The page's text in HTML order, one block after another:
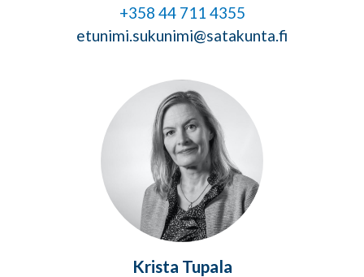
+358 44 711 4355
etunimi.sukunimi@satakunta.fi
Krista Tupala